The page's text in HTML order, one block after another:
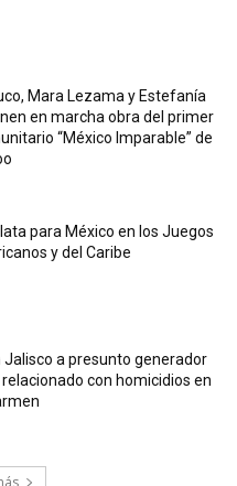
Mara Lezama y Estefanía
en marcha obra del primer
“México Imparable” de
para México en los Juegos
y del Caribe
Jalisco a presunto generador
con homicidios en